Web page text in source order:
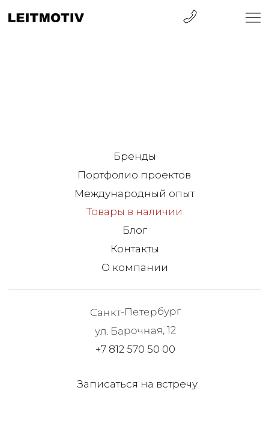
Контакты
О компании
Товары в наличии
+7 812 570 50 00
ул. Барочная, 12